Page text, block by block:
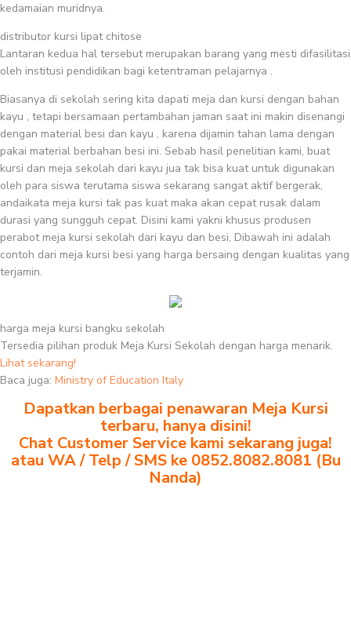
kedamaian muridnya.
distributor kursi lipat chitose
Lantaran kedua hal tersebut merupakan barang yang mesti difasilitasi
oleh institusi pendidikan bagi ketentraman pelajarnya .
Biasanya di sekolah sering kita dapati meja dan kursi dengan bahan
kayu , tetapi bersamaan pertambahan jaman saat ini makin disenangi
dengan material besi dan kayu , karena dijamin tahan lama dengan
pakai material berbahan besi ini. Sebab hasil penelitian kami, buat
kursi dan meja sekolah dari kayu jua tak bisa kuat untuk digunakan
oleh para siswa terutama siswa sekarang sangat aktif bergerak,
andaikata meja kursi tak pas kuat maka akan cepat rusak dalam
durasi yang sungguh cepat. Disini kami yakni khusus produsen
perabot meja kursi sekolah dari kayu dan besi, Dibawah ini adalah
contoh dari meja kursi besi yang harga bersaing dengan kualitas yang
terjamin.
harga meja kursi bangku sekolah
Tersedia pilihan produk Meja Kursi Sekolah dengan harga menarik.
Lihat sekarang!
Baca juga: Ministry of Education Italy
Dapatkan berbagai penawaran Meja Kursi
terbaru, hanya disini!
Chat Customer Service kami sekarang juga!
atau WA / Telp / SMS ke 0852.8082.8081 (Bu
Nanda)